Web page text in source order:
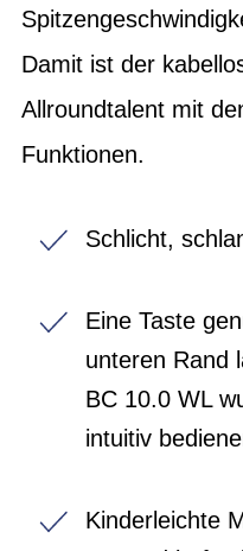
Damit ist der
Allroundtalent mit
Funktionen.
Schlicht,
Eine Taste
unteren Rand
BC 10.0 WL
intuitiv
Kinderleichte